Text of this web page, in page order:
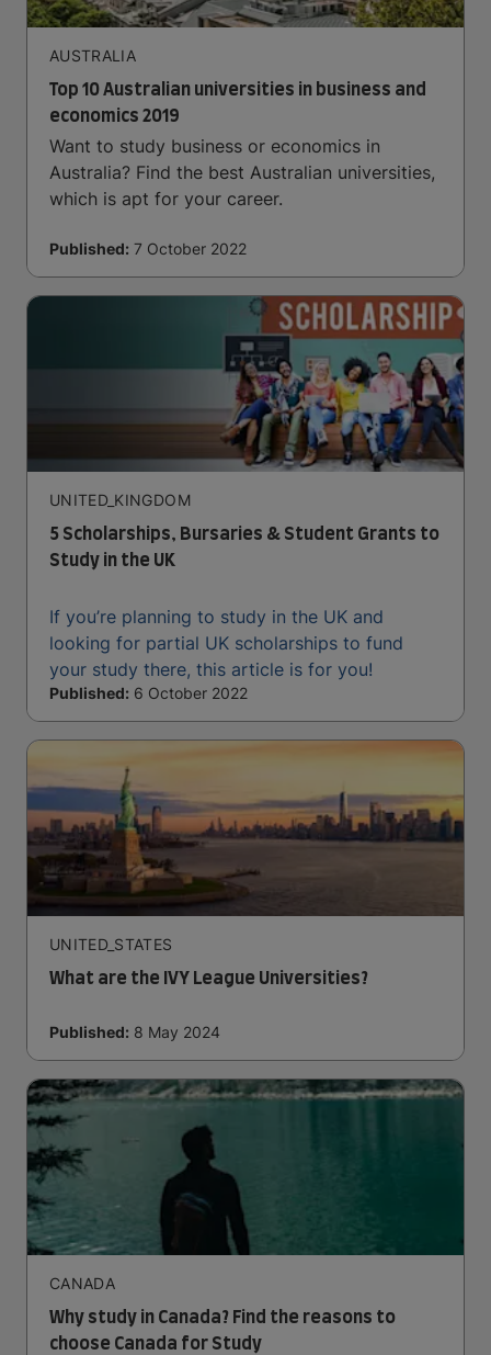
AUSTRALIA
Top 10 Australian universities in business and
economics 2019
Want to study business or economics in
Australia? Find the best Australian universities,
which is apt for your career.
Published: 7 October 2022
UNITED_KINGDOM
5 Scholarships, Bursaries & Student Grants to
Study in the UK
If you’re planning to study in the UK and
looking for partial UK scholarships to fund
your study there, this article is for you!
Published: 6 October 2022
UNITED_STATES
What are the IVY League Universities?
Published: 8 May 2024
CANADA
Why study in Canada? Find the reasons to
choose Canada for Study